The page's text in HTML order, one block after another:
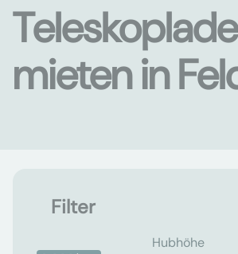
mieten in
Filter
Hubhöhe